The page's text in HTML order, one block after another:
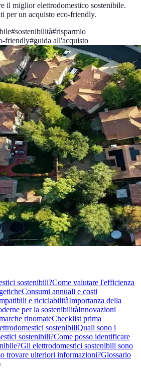
il miglior elettrodomestico sostenibile.
per un acquisto eco-friendly.
#sostenibilità#risparmio
friendly#guida all'acquisto
sostenibili?Come valutare l'efficienza
Consumi annuali e costi
e riciclabilitàImportanza della
per la sostenibilitàInnovazioni
rinomateChecklist prima
sostenibiliQuali sono i
sostenibili?Come posso identificare
Gli elettrodomestici sostenibili sono
trovare ulteriori informazioni?Glossario